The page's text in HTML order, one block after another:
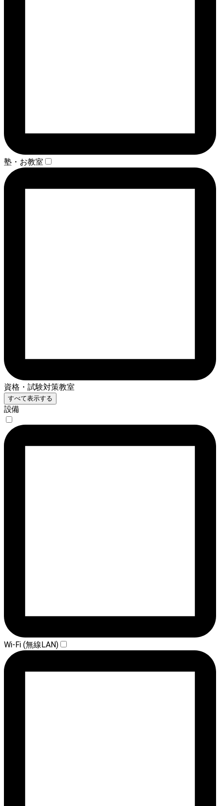
塾・お教室
資格・試験対策教室
すべて表示する
設備
Wi-Fi (無線LAN)